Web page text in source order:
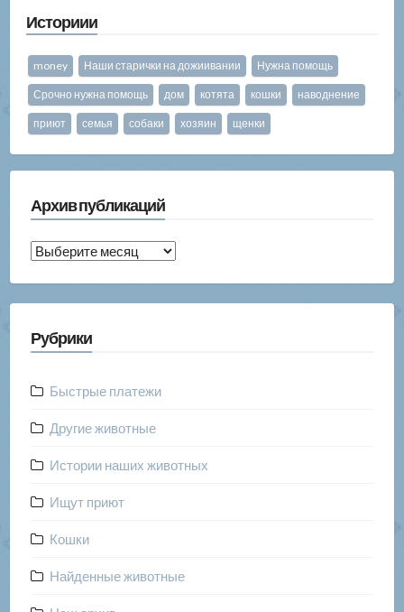
Историии
money Наши старички на дожиивании Нужна помощь
Срочно нужна помощь дом котята кошки наводнение
приют семья собаки хозяин щенки
Архив публикаций
Архив
Рубрики
Быстрые платежи
Другие животные
Истории наших животных
Ищут приют
Кошки
Найденные животные